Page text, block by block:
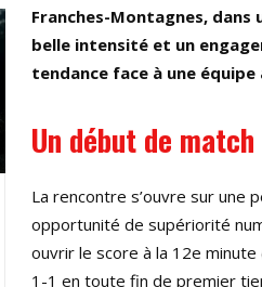
Franches-Montagnes,
belle intensité et un
tendance face à une
Un début de
La rencontre s’ouvre sur une
opportunité de supériorité
ouvrir le score à la 12e
1-1 en toute fin de premier